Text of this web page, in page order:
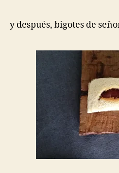
y después, bigotes de